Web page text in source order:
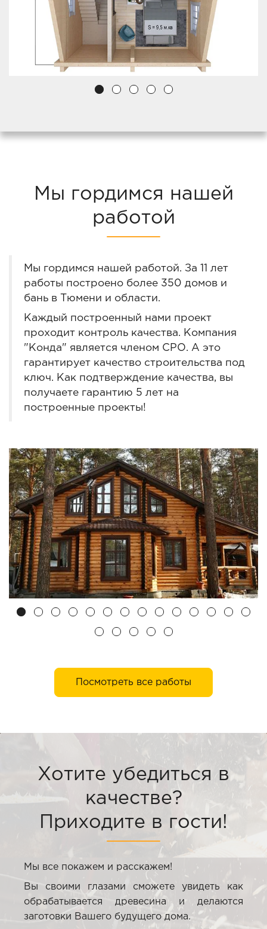
Мы гордимся нашей
работой
Мы гордимся нашей работой. За 11 лет
работы построено более 350 домов и
бань в Тюмени и области.
Каждый построенный нами проект
проходит контроль качества. Компания
"Конда" является членом СРО. А это
гарантирует качество строительства под
ключ. Как подтверждение качества, вы
получаете гарантию 5 лет на
построенные проекты!
Посмотреть все работы
Хотите убедиться в
качестве?
Приходите в гости!
Мы все покажем и расскажем!
Вы своими глазами сможете увидеть как
обрабатывается древесина и делаются
заготовки Вашего будущего дома.